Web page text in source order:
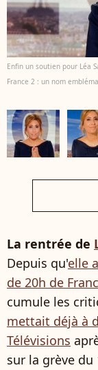
Enfin un soutien pour Léa
France 2 : un nom
La rentrée de
Depuis qu'elle
de 20h de
cumule les
mettait déjà à
Télévisions
sur la grève du